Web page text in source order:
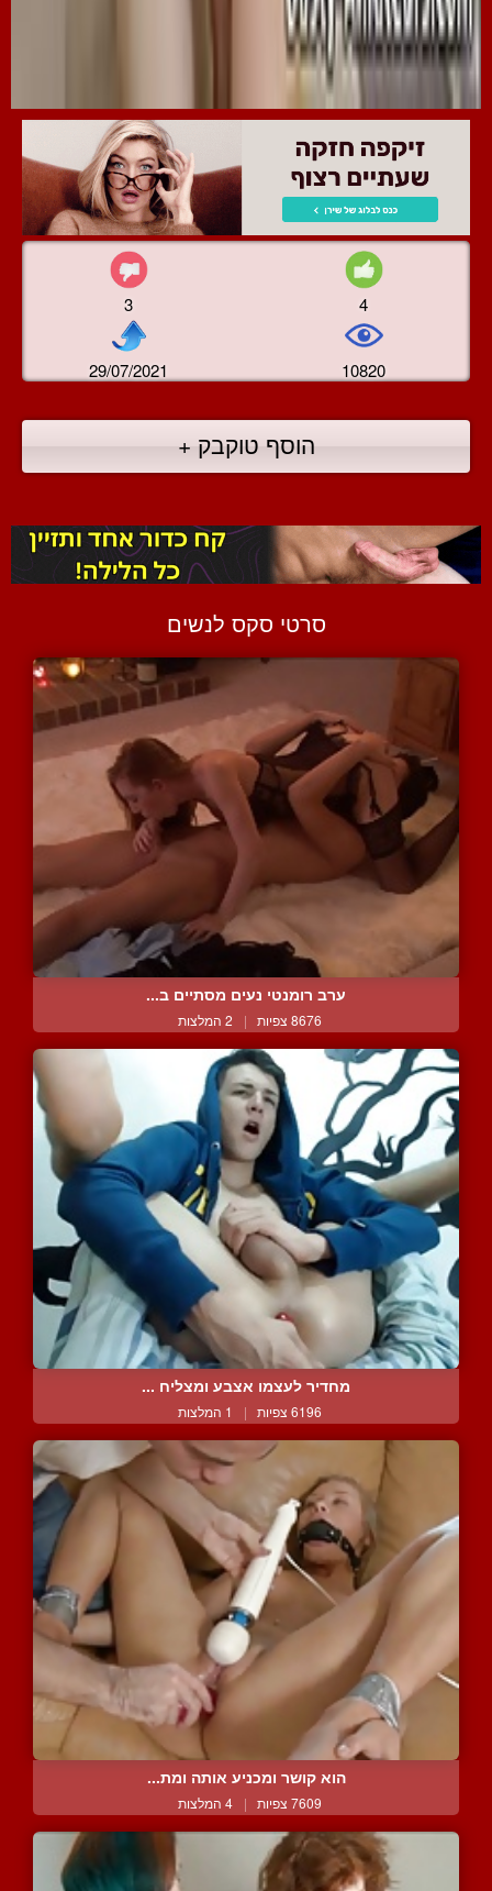
3 4
29/07/2021 10820
הוסף טוקבק +
סרטי סקס לנשים
ערב רומנטי נעים מסתיים ב...
8676 צפיות | 2 המלצות
מחדיר לעצמו אצבע ומצליח ...
6196 צפיות | 1 המלצות
הוא קושר ומכניע אותה ומת...
7609 צפיות | 4 המלצות